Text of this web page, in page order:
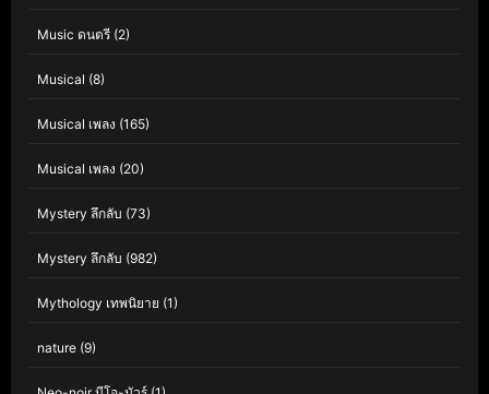
Music ดนตรี (2)
Musical (8)
Musical เพลง (165)
Musical เพลง (20)
Mystery ลึกลับ (73)
Mystery ลึกลับ (982)
Mythology เทพนิยาย (1)
nature (9)